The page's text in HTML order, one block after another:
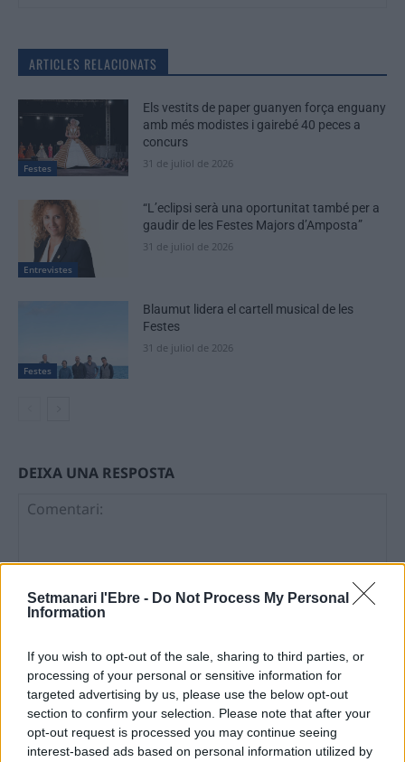
Setmanari l'Ebre - Do Not Process My Personal
Information
If you wish to opt-out of the sale, sharing to third parties, or
processing of your personal or sensitive information for
targeted advertising by us, please use the below opt-out
section to confirm your selection. Please note that after your
opt-out request is processed you may continue seeing
interest-based ads based on personal information utilized by
ARTICLES RELACIONATS
Festes
Els vestits de paper guanyen força enguany
amb més modistes i gairebé 40 peces a
concurs
31 de juliol de 2026
Entrevistes
“L’eclipsi serà una oportunitat també per a
gaudir de les Festes Majors d’Amposta”
31 de juliol de 2026
Festes
Blaumut lidera el cartell musical de les
Festes
31 de juliol de 2026
DEIXA UNA RESPOSTA
Comentari: